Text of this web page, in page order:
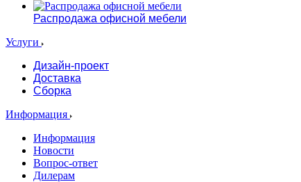
Распродажа офисной мебели
Услуги
Дизайн-проект
Доставка
Сборка
Информация
Информация
Новости
Вопрос-ответ
Дилерам